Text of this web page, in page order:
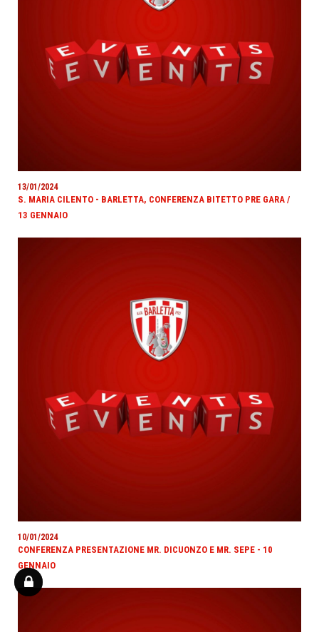
13/01/2024
S. MARIA CILENTO - BARLETTA, CONFERENZA BITETTO PRE GARA /
13 GENNAIO
10/01/2024
CONFERENZA PRESENTAZIONE MR. DICUONZO E MR. SEPE - 10
GENNAIO